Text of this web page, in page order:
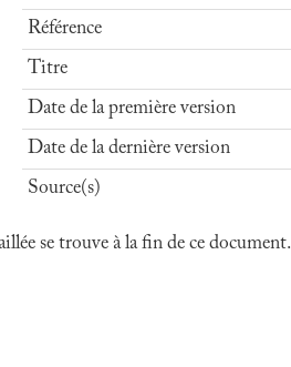
Référence
Titre
Date de la première version
Date de la dernière version
Source(s)
se trouve à la fin de ce document.